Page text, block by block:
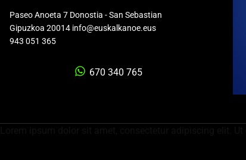
Paseo Anoeta 7 Donostia - San Sebastian
Gipuzkoa 20014 info@euskalkanoe.eus
943 051 365
670 340 765